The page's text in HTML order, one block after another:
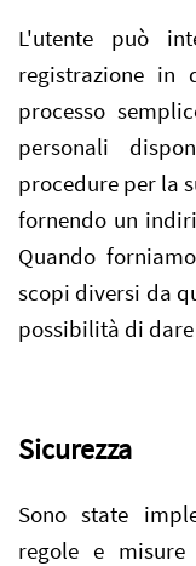
L'utente può
registrazione in
processo
personali
procedure per la
fornendo un
Quando
scopi diversi da
possibilità di
Sicurezza
Sono state
regole e